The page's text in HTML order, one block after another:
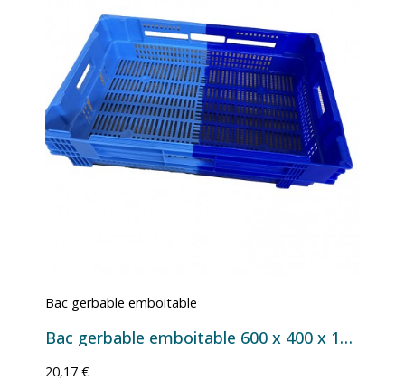
Bac gerbable emboitable
Bac gerbable emboitable 600 x 400 x 147 mm 26L
20,17 €